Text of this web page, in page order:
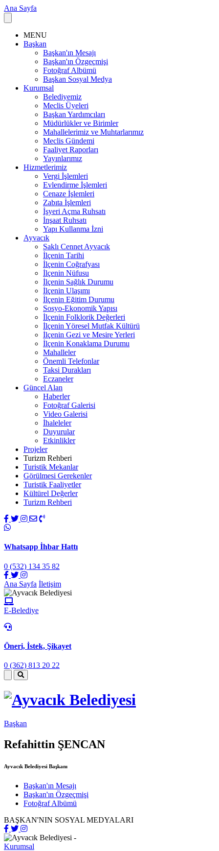
Ana Sayfa
MENU
Başkan
Başkan'ın Mesajı
Başkan'ın Özgeçmişi
Fotoğraf Albümü
Başkan Sosyal Medya
Kurumsal
Belediyemiz
Meclis Üyeleri
Başkan Yardımcıları
Müdürlükler ve Birimler
Mahallelerimiz ve Muhtarlarımız
Meclis Gündemi
Faaliyet Raporları
Yayınlarımız
Hizmetlerimiz
Vergi İşlemleri
Evlendirme İşlemleri
Cenaze İşlemleri
Zabıta İşlemleri
İşyeri Açma Ruhsatı
İnşaat Ruhsatı
Yapı Kullanma İzni
Ayvacık
Saklı Cennet Ayvacık
İlçenin Tarihi
İlçenin Coğrafyası
İlçenin Nüfusu
İlçenin Sağlık Durumu
İlçenin Ulaşımı
İlçenin Eğitim Durumu
Sosyo-Ekonomik Yapısı
İlçenin Folklorik Değerleri
İlçenin Yöresel Mutfak Kültürü
İlçenin Gezi ve Mesire Yerleri
İlçenin Konaklama Durumu
Mahalleler
Önemli Telefonlar
Taksi Durakları
Eczaneler
Güncel Alan
Haberler
Fotoğraf Galerisi
Video Galerisi
İhaleleler
Duyurular
Etkinlikler
Projeler
Turizm Rehberi
Turistik Mekanlar
Görülmesi Gerekenler
Turistik Faaliyetler
Kültürel Değerler
Turizm Rehberi
Whatsapp İhbar Hattı
0 (532) 134 35 82
Ana Sayfa İletişim
E-Belediye
Öneri, İstek, Şikayet
0 (362) 813 20 22
Başkan
Refahittin ŞENCAN
Ayvacık Belediyesi Başkanı
Başkan'ın Mesajı
Başkan'ın Özgeçmişi
Fotoğraf Albümü
BAŞKAN'NIN SOSYAL MEDYALARI
Kurumsal